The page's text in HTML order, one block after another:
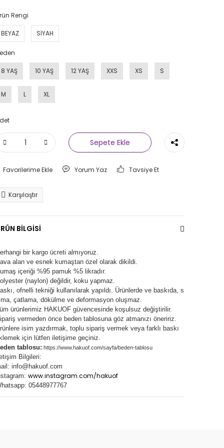
Rengi
BEYAZ SİYAH
8 YAŞ 10 YAŞ 12 YAŞ XXS XS S
M L XL
Sepete Ekle
Yorum Yaz Tavsiye Et
Karşılaştır
BİLGİSİ
bir kargo ücreti almıyoruz.
alan ve esnek kumaştan özel olarak dikildi.
içeriği %95 pamuk %5 likradır.
(naylon) değildir, koku yapmaz.
ofnelli tekniği kullanılarak yapıldı. Ürünlerde ve baskıda, s
çatlama, dökülme ve deformasyon oluşmaz.
ürünlerimiz HAKUOF güvencesinde koşulsuz değiştirilir.
vermeden önce beden tablosuna göz atmanızı öneririz.
isim yazdırmak, toplu sipariş vermek veya farklı baskı
için lütfen iletişime geçiniz.
tablosu: https://www.hakuof.com/sayfa/beden-tablosu
Bilgileri:
info@hakuof.com
www.instagram.com/hakuof
05448977767